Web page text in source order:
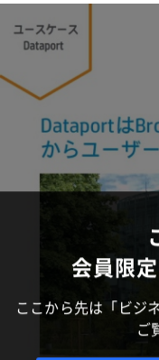
会員限
ここから先は「ビジ
ご